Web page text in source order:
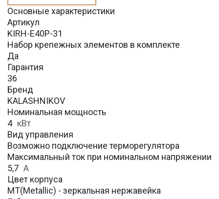
Основные характеристики
Артикул
KIRH-E40P-31
Набор крепежных элементов в комплекте
Да
Гарантия
36
Бренд
KALASHNIKOV
Номинальная мощность
4 кВт
Вид управления
Возможно подключение терморегулятора
Максимальный ток при номинальном напряжении
5,7 А
Цвет корпуса
MT(Metallic) - зеркальная нержавейка